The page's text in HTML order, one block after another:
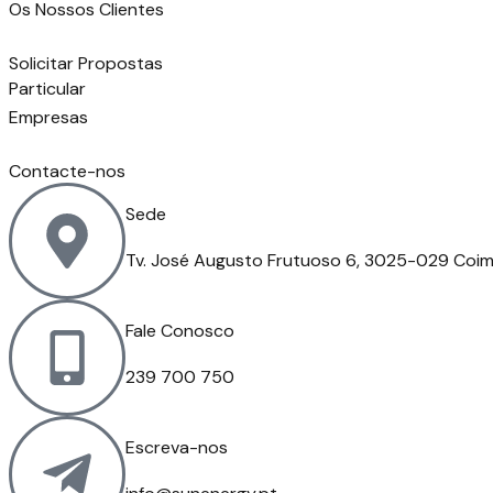
Os Nossos Clientes
Solicitar Propostas
Particular
Empresas
Contacte-nos
Sede
Tv. José Augusto Frutuoso 6, 3025-029
Fale Conosco
239 700 750
Escreva-nos